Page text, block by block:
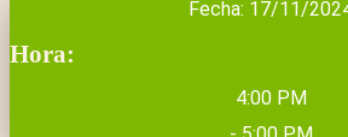
Fecha: 17/11/
Hora:
4:00 PM